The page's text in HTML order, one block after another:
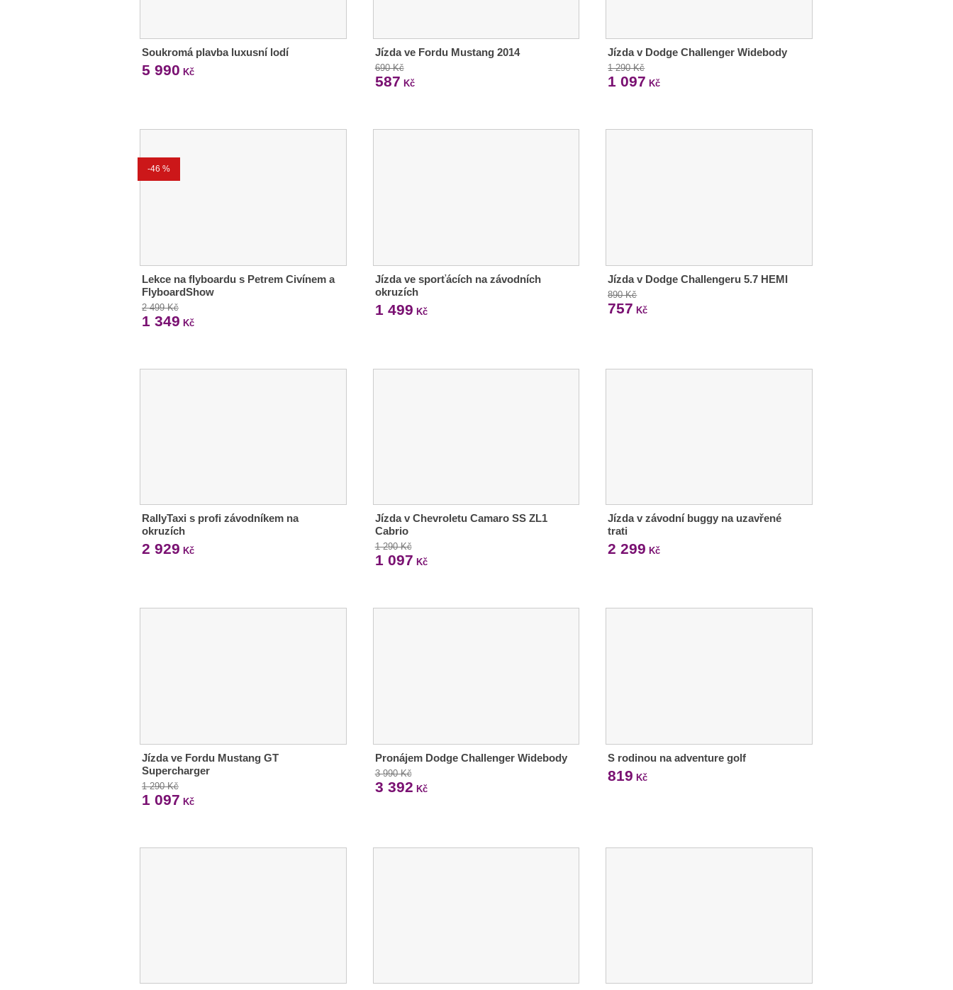
Soukromá plavba luxusní lodí
5 990 Kč
Jízda ve Fordu Mustang 2014
690 Kč
587 Kč
Jízda v Dodge Challenger Widebody
1 290 Kč
1 097 Kč
-46 %
Lekce na flyboardu s Petrem Civínem a
FlyboardShow
2 499 Kč
1 349 Kč
Jízda ve sporťácích na závodních
okruzích
1 499 Kč
Jízda v Dodge Challengeru 5.7 HEMI
890 Kč
757 Kč
RallyTaxi s profi závodníkem na
okruzích
2 929 Kč
Jízda v Chevroletu Camaro SS ZL1
Cabrio
1 290 Kč
1 097 Kč
Jízda v závodní buggy na uzavřené
trati
2 299 Kč
Jízda ve Fordu Mustang GT
Supercharger
1 290 Kč
1 097 Kč
Pronájem Dodge Challenger Widebody
3 990 Kč
3 392 Kč
S rodinou na adventure golf
819 Kč